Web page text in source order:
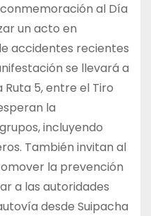
al Día
un acto en
accidentes recientes
se llevará a
5, entre el Tiro
la
incluyendo
También invitan al
la prevención
a las autoridades
desde Suipacha